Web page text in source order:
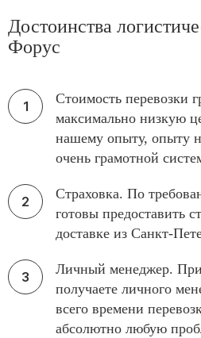
Достоинства
Форус
Стоимость перевозки
максимально низкую
нашему опыту, опыту
очень грамотной
Страховка. По
готовы предоставить
доставке из Санкт-
Личный менеджер. При
получаете личного
всего времени
абсолютно любую